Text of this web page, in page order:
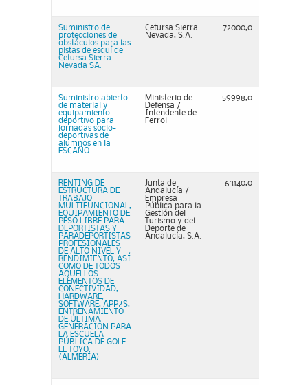
Suministro de
protecciones de
obstáculos para las
pistas de esquí de
Cetursa Sierra
Nevada SA.
Cetursa Sierra
Nevada, S.A.
72000,0
Suministro abierto
de material y
equipamiento
deportivo para
jornadas socio-
deportivas de
alumnos en la
ESCAÑO.
Ministerio de
Defensa /
Intendente de
Ferrol
59998,0
RENTING DE
ESTRUCTURA DE
TRABAJO
MULTIFUNCIONAL,
EQUIPAMIENTO DE
PESO LIBRE PARA
DEPORTISTAS Y
PARADEPORTISTAS
PROFESIONALES
DE ALTO NIVEL Y
RENDIMIENTO, ASÍ
COMO DE TODOS
AQUELLOS
ELEMENTOS DE
CONECTIVIDAD,
HARDWARE,
SOFTWARE, APP¿S,
ENTRENAMIENTO
DE ÚLTIMA
GENERACIÓN PARA
LA ESCUELA
PÚBLICA DE GOLF
EL TOYO
(ALMERÍA)
Junta de
Andalucía /
Empresa
Pública para la
Gestión del
Turismo y del
Deporte de
Andalucía, S.A.
63140,0